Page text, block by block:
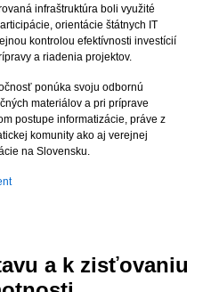
infraštruktúra boli využité
orientácie štátnych IT
kontrolou efektívnosti investícií
a riadenia projektov.
ponúka svoju odbornú
materiálov a pri príprave
postupe informatizácie, práve z
komunity ako aj verejnej
na Slovensku.
a k zisťovaniu